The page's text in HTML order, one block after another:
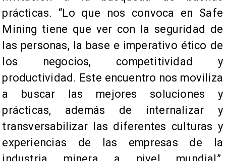
prácticas. “Lo que nos convoca en Safe
Mining tiene que ver con la seguridad de
las personas, la base e imperativo ético de
los negocios, competitividad y
productividad. Este encuentro nos moviliza
a buscar las mejores soluciones y
prácticas, además de internalizar y
transversabilizar las diferentes culturas y
experiencias de las empresas de la